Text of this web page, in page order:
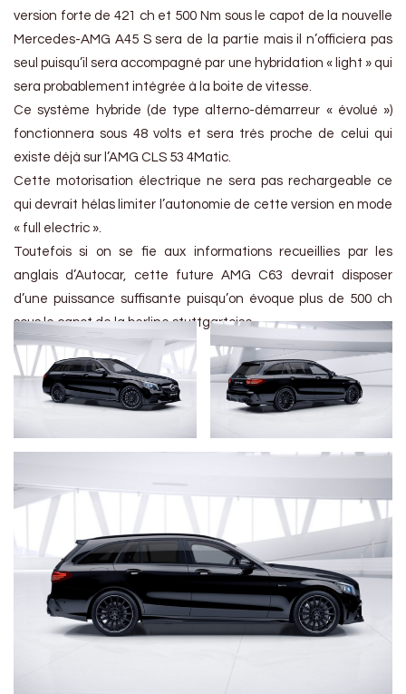
version forte de 421 ch et 500 Nm sous le capot de la nouvelle
Mercedes-AMG A45 S sera de la partie mais il n’officiera pas
seul puisqu’il sera accompagné par une hybridation « light » qui
sera probablement intégrée à la boite de vitesse.
Ce système hybride (de type alterno-démarreur « évolué »)
fonctionnera sous 48 volts et sera très proche de celui qui
existe déjà sur l’AMG CLS 53 4Matic.
Cette motorisation électrique ne sera pas rechargeable ce
qui devrait hélas limiter l’autonomie de cette version en mode
« full electric ».
Toutefois si on se fie aux informations recueillies par les
anglais d’Autocar, cette future AMG C63 devrait disposer
d’une puissance suffisante puisqu’on évoque plus de 500 ch
sous le capot de la berline stuttgartoise.